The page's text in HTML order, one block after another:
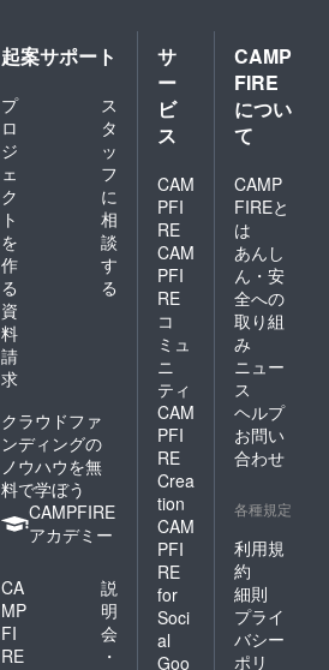
ティとして
定着するこ
とも目的。
毎年、大勢
の外国人、
の方が参加
して、雪か
き競技、雪
だるま製
作、ボラン
ティア除雪
に汗を流し
ています。
起案サポート
プ
ロ
ジ
ェ
ク
ト
を
作
る
ス
タ
ッ
フ
に
相
談
す
る
資
料
請
求
クラウドファ
ンディングの
ノウハウを無
料で学ぼう
CAMPFIRE
アカデミー
CA
MP
FI
RE
説
明
会
・
サ
ー
ビ
ス
CAM
PFI
RE
CAM
PFI
RE
コ
ミュ
ニ
ティ
CAM
PFI
RE
Crea
tion
CAM
PFI
RE
for
Soci
al
Goo
CAMP
FIRE
につい
て
CAMP
FIREと
は
あんし
ん・安
全への
取り組
み
ニュー
ス
ヘルプ
お問い
合わせ
各種規定
利用規
約
細則
プライ
バシー
ポリ